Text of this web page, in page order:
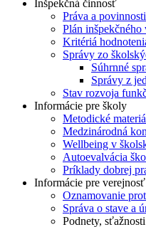
Inšpekčná činnosť
Práva a
Plán inšpekčného
Kritériá
Správy zo
Súhrnné
Správy z
Stav rozvoja
Informácie pre školy
Metodické
Medzinárodná
Wellbeing v
Autoevalvácia
Príklady dobrej
Informácie pre verejnosť
Oznamovanie
Správa o stave a
Podnety,